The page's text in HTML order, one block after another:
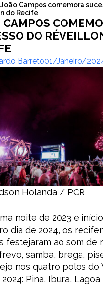
João Campos comemora
do Recife
CAMPOS
DO
Barreto01/janeiro/
Holanda / PCR
noite de 2023 e
dia de 2024, os
festejaram ao som de
samba, brega,
nos quatro polos do
Pina, Ibura,